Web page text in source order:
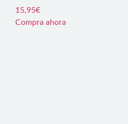
15,95€
Compra ahora